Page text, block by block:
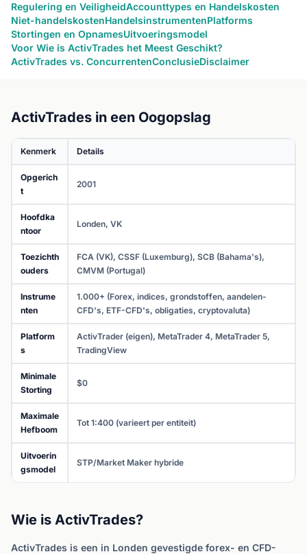
Regulering en VeiligheidAccounttypes en Handelskosten
Niet-handelskostenHandelsinstrumentenPlatforms
Stortingen en OpnamesUitvoeringsmodel
Voor Wie is ActivTrades het Meest Geschikt?
ActivTrades vs. ConcurrentenConclusieDisclaimer
ActivTrades in een Oogopslag
Kenmerk Details
Opgerich
t
2001
Hoofdka
ntoor
Londen, VK
Toezichth
ouders
FCA (VK), CSSF (Luxemburg), SCB (Bahama's),
CMVM (Portugal)
Instrume
nten
1.000+ (Forex, indices, grondstoffen, aandelen-
CFD's, ETF-CFD's, obligaties, cryptovaluta)
Platform
s
ActivTrader (eigen), MetaTrader 4, MetaTrader 5,
TradingView
Minimale
Storting
$0
Maximale
Hefboom
Tot 1:400 (varieert per entiteit)
Uitvoerin
gsmodel
STP/Market Maker hybride
Wie is ActivTrades?
ActivTrades is een in Londen gevestigde forex- en CFD-